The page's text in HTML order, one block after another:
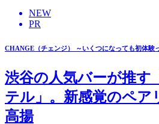
NEW
PR
CHANGE（チェンジ） ～いくつになっても初体験
渋谷の人気バーが推す
テル」。新感覚のペア
高揚